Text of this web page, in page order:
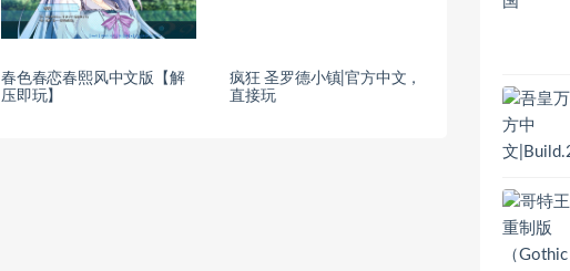
春色春恋春熙风中文版【解
压即玩】
疯狂 圣罗德小镇|官方中文，
直接玩